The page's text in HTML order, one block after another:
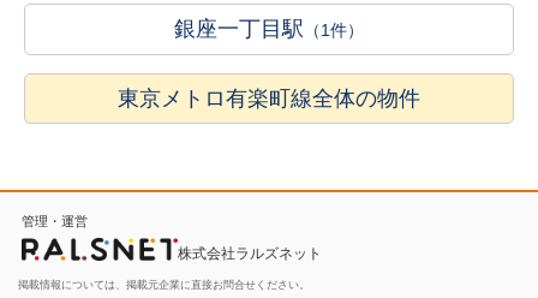
銀座一丁目駅 （1件）
東京メトロ有楽町線全体の物件
管理・運営
株式会社ラルズネット
掲載情報については、掲載元企業に直接お問合せください。